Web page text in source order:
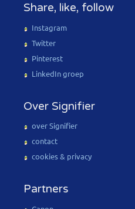
Share, like, follow
Instagram
Twitter
Pinterest
LinkedIn groep
Over Signifier
over Signifier
contact
cookies & privacy
Partners